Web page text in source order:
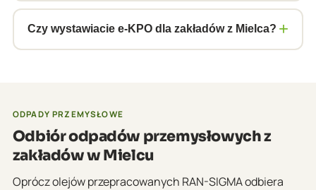
wewnątrzzakładowych, a także emulsje z obróbki
metali. Wszystkie klasy ADR 3, 8 i 9.
Standardowy czas realizacji to 3–5 dni roboczych
od zgłoszenia. Dla dużych zakładów z regularnym
zapotrzebowaniem możemy ustalić stały
Czy wystawiacie e-KPO dla zakładów z Mielca? +
rzetelnej dokumentacji – jesteśmy do tego w pełni
przygotowani.
ODPADY PRZEMYSŁOWE
Odbiór odpadów przemysłowych z
zakładów w Mielcu
Oprócz olejów przepracowanych RAN-SIGMA odbiera